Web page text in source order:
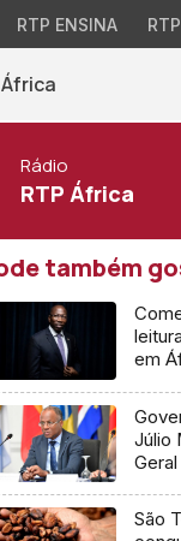
RTP ENSINA
África
Rádio
RTP África
também
em
Júlio
São